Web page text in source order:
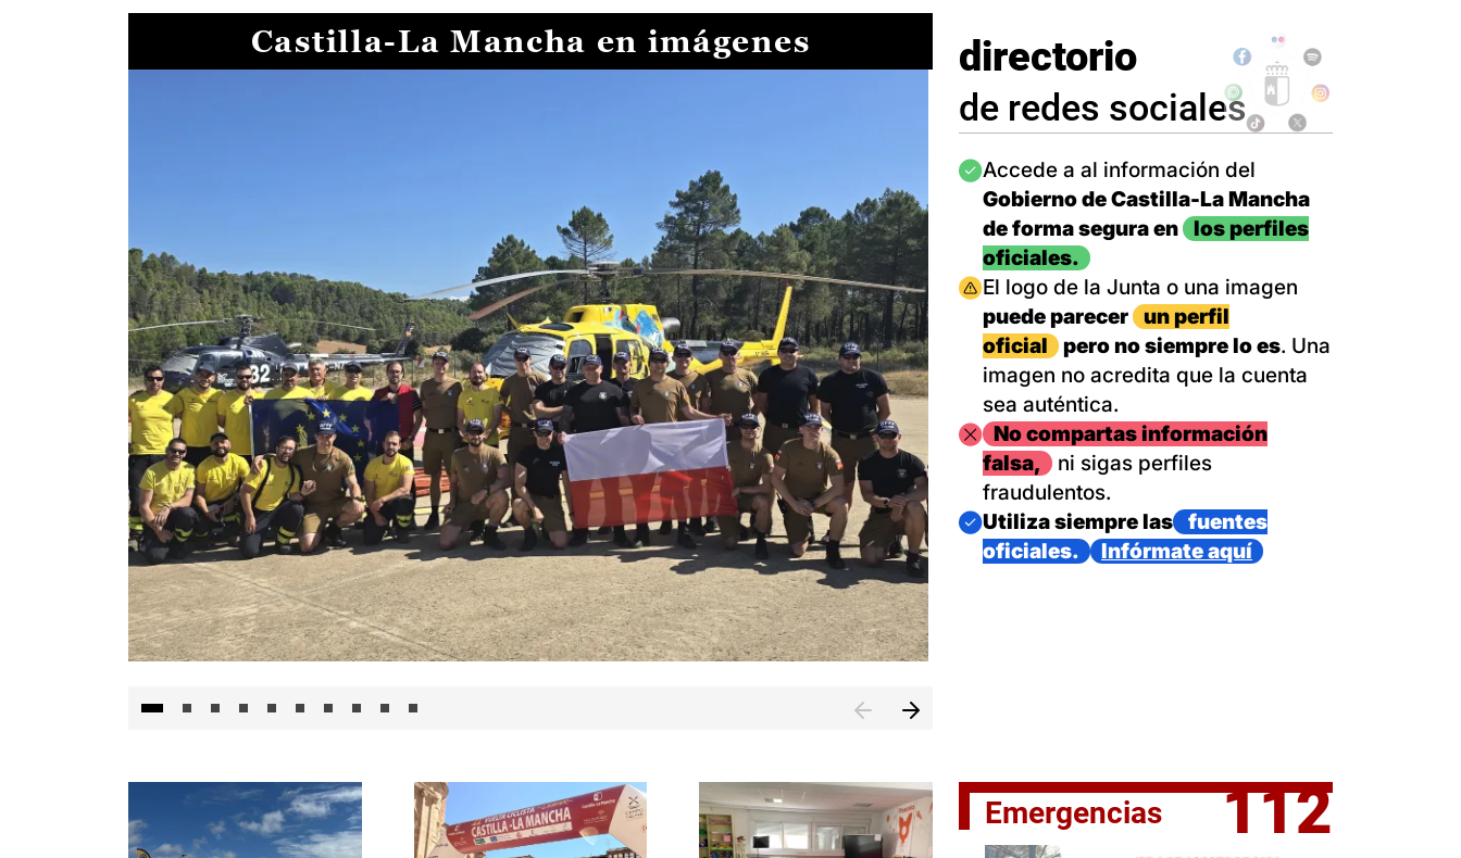
Castilla-La Mancha en imágenes directorio
de redes sociales
Imagen
Accede a al información del
Gobierno de Castilla-La Mancha
de forma segura en
los perfiles
oficiales.
Imagen
El logo de la Junta o una imagen
puede parecer
un perfil
oficial
pero no siempre lo es. Una
imagen no acredita que la cuenta
sea auténtica.
ImagenNo compartas información
falsa,
ni sigas perfiles
fraudulentos.
Imagen
Utiliza siempre las
fuentes
oficiales.
Infórmate aquí
Emergencias 112